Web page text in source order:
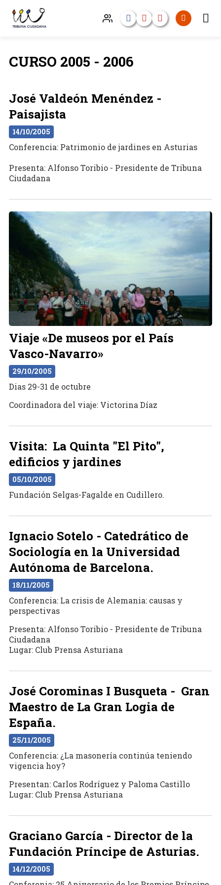
CURSO 2005 - 2006
José Valdeón Menéndez -
Paisajista
14/10/2005
Conferencia: Patrimonio de jardines en Asturias
Presenta: Alfonso Toribio - Presidente de Tribuna
Ciudadana
Viaje «De museos por el País
Vasco-Navarro»
29/10/2005
Dias 29-31 de octubre
Coordinadora del viaje: Victorina Díaz
Visita: La Quinta "El Pito",
edificios y jardines
05/10/2005
Fundación Selgas-Fagalde en Cudillero.
Ignacio Sotelo - Catedrático de
Sociología en la Universidad
Autónoma de Barcelona.
18/11/2005
Conferencia: La crisis de Alemania: causas y
perspectivas
Presenta: Alfonso Toribio - Presidente de Tribuna
Ciudadana
Lugar: Club Prensa Asturiana
José Corominas I Busqueta - Gran
Maestro de La Gran Logia de
España.
25/11/2005
Conferencia: ¿La masonería continúa teniendo
vigencia hoy?
Presentan: Carlos Rodríguez y Paloma Castillo
Lugar: Club Prensa Asturiana
Graciano García - Director de la
Fundación Príncipe de Asturias.
14/12/2005